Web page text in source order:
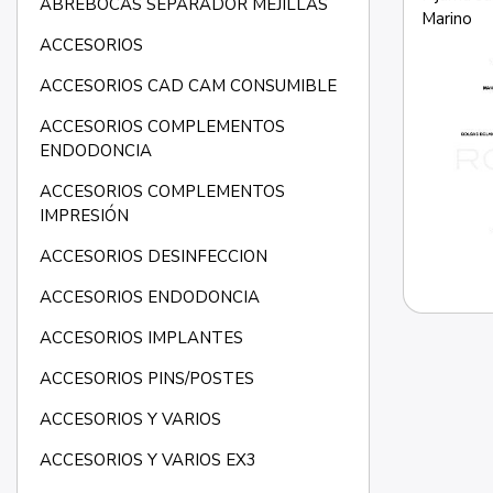
ABREBOCAS SEPARADOR MEJILLAS
ACCESORIOS
ACCESORIOS CAD CAM CONSUMIBLE
ACCESORIOS COMPLEMENTOS
ENDODONCIA
ACCESORIOS COMPLEMENTOS
IMPRESIÓN
ACCESORIOS DESINFECCION
ACCESORIOS ENDODONCIA
ACCESORIOS IMPLANTES
ACCESORIOS PINS/POSTES
ACCESORIOS Y VARIOS
ACCESORIOS Y VARIOS EX3
Marino